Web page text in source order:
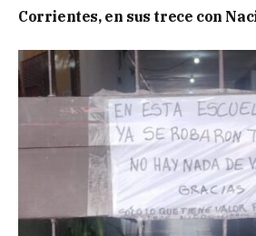
Corrientes, en sus trece con